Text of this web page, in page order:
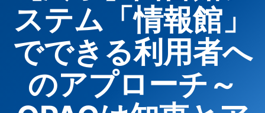
ステム「情報館」
でできる利用者へ
のアプローチ～